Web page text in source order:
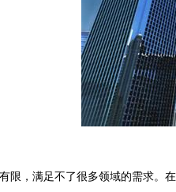
限，满足不了很多领域的需求。